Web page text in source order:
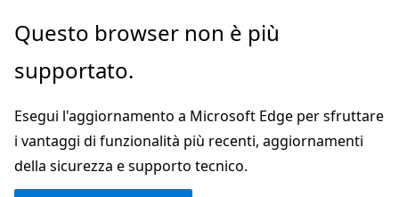
Ignora
passa
contenuto
principale
Questo browser non è più
supportato.
Esegui l'aggiornamento a Microsoft Edge per sfruttare
i vantaggi di funzionalità più recenti, aggiornamenti
della sicurezza e supporto tecnico.